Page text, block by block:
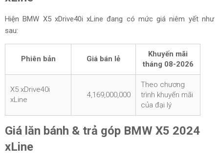
Hiện BMW X5 xDrive40i xLine đang có mức giá niêm yết như
sau:
Phiên bản Giá bán lẻ
Khuyến mãi
tháng 08-2026
X5 xDrive40i
xLine
4,169,000,000
Theo chương
trình khuyến mãi
của đại lý
Giá lăn bánh & trả góp BMW X5 2024
xLine